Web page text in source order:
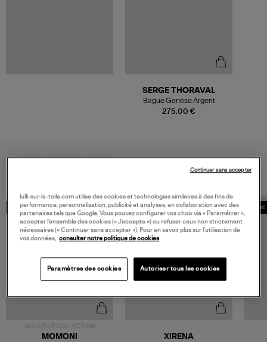
275,00 €
SERGE THORAVAL
Bague Genèse Argent
VOUS AIMEREZ AUSSI
MADE IN EUROPE
NOUVELLE COLLECTION
MOMONI XIRENA
lulli-sur-la-toile.com utilise des cookies et technologies similaires à des fins de
performance, personnalisation, publicité et analyses, en collaboration avec des
partenaires tels que Google. Vous pouvez configurer vos choix via « Paramétrer »,
accepter l’ensemble des cookies (« J’accepte ») ou refuser ceux non strictement
nécessaires (« Continuer sans accepter »). Pour en savoir plus sur l’utilisation de
vos données, consulter notre politique de cookies
Paramètres des cookies Autoriser tous les cookies
Continuer sans accepter